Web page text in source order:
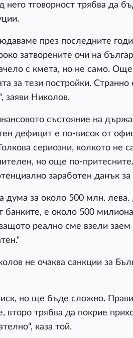
него тговорност трябва да
през последните
затворените очи на
с кмета, но не само.
за тези постройки. Странно
заяви Николов.
състояние на
дефицит е по-висок от
сериозни, колкото не
но още по-
заработен данък за
дума за около 500 млн. лева.
банките, е около 500
реално сме взели заем
не очаква санкции за
но ще бъде сложно.
второ трябва да покрие
каза той.